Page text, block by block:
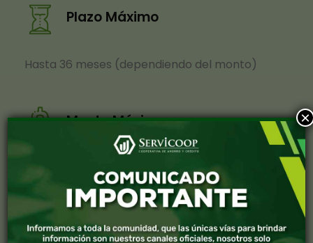
Plazo Máximo
Hasta 36 meses (dependiendo del monto)
Monto Máximo
hasta $5.000,00 (dependiendo del monto
ahorrado)
×